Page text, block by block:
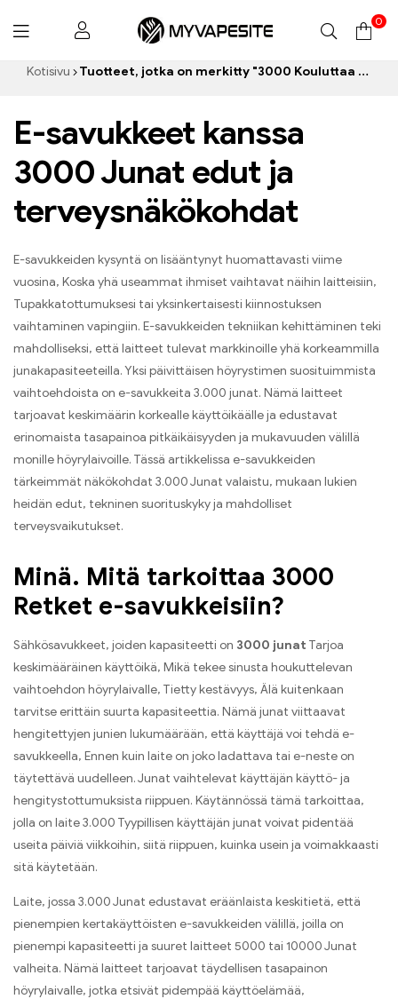
Myvapesite.de
0
Kotisivu Tuotteet, jotka on merkitty "3000 Kouluttaa sähkösavukkeita”
E-savukkeet kanssa
3000 Junat edut ja
terveysnäkökohdat
E-savukkeiden kysyntä on lisääntynyt huomattavasti viime
vuosina, Koska yhä useammat ihmiset vaihtavat näihin laitteisiin,
Tupakkatottumuksesi tai yksinkertaisesti kiinnostuksen
vaihtaminen vapingiin. E-savukkeiden tekniikan kehittäminen teki
mahdolliseksi, että laitteet tulevat markkinoille yhä korkeammilla
junakapasiteeteilla. Yksi päivittäisen höyrystimen suosituimmista
vaihtoehdoista on e-savukkeita 3.000 junat. Nämä laitteet
tarjoavat keskimäärin korkealle käyttöikäälle ja edustavat
erinomaista tasapainoa pitkäikäisyyden ja mukavuuden välillä
monille höyrylaivoille. Tässä artikkelissa e-savukkeiden
tärkeimmät näkökohdat 3.000 Junat valaistu, mukaan lukien
heidän edut, tekninen suorituskyky ja mahdolliset
terveysvaikutukset.
Minä. Mitä tarkoittaa 3000
Retket e-savukkeisiin?
Sähkösavukkeet, joiden kapasiteetti on 3000 junat Tarjoa
keskimääräinen käyttöikä, Mikä tekee sinusta houkuttelevan
vaihtoehdon höyrylaivalle, Tietty kestävyys, Älä kuitenkaan
tarvitse erittäin suurta kapasiteettia. Nämä junat viittaavat
hengitettyjen junien lukumäärään, että käyttäjä voi tehdä e-
savukkeella, Ennen kuin laite on joko ladattava tai e-neste on
täytettävä uudelleen. Junat vaihtelevat käyttäjän käyttö- ja
hengitystottumuksista riippuen. Käytännössä tämä tarkoittaa,
jolla on laite 3.000 Tyypillisen käyttäjän junat voivat pidentää
useita päiviä viikkoihin, siitä riippuen, kuinka usein ja voimakkaasti
sitä käytetään.
Laite, jossa 3.000 Junat edustavat eräänlaista keskitietä, että
pienempien kertakäyttöisten e-savukkeiden välillä, joilla on
pienempi kapasiteetti ja suuret laitteet 5000 tai 10000 Junat
valheita. Nämä laitteet tarjoavat täydellisen tasapainon
höyrylaivalle, jotka etsivät pidempää käyttöelämää,